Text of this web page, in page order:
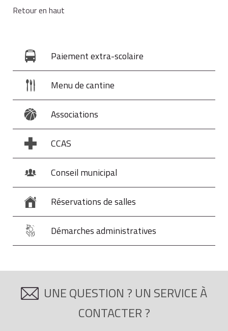
Retour en haut
Paiement extra-scolaire
Menu de cantine
Associations
CCAS
Conseil municipal
Réservations de salles
Démarches administratives
UNE QUESTION ? UN SERVICE À
CONTACTER ?